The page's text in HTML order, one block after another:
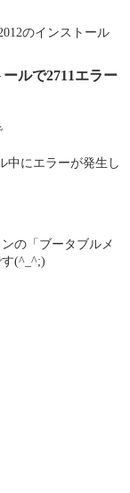
のインストール
ルで2711エラー
中にエラーが発生し
の「ブータブルメ
(^_^;)